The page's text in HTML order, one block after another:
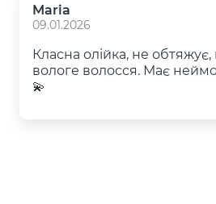
Maria
09.01.2026
Класна олійка, не
вологе волосся. Має
💫